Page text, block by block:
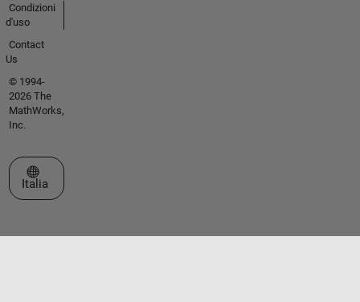
Condizioni
d'uso
Contact
Us
© 1994-
2026 The
MathWorks,
Inc.
Seleziona un sito web
Italia